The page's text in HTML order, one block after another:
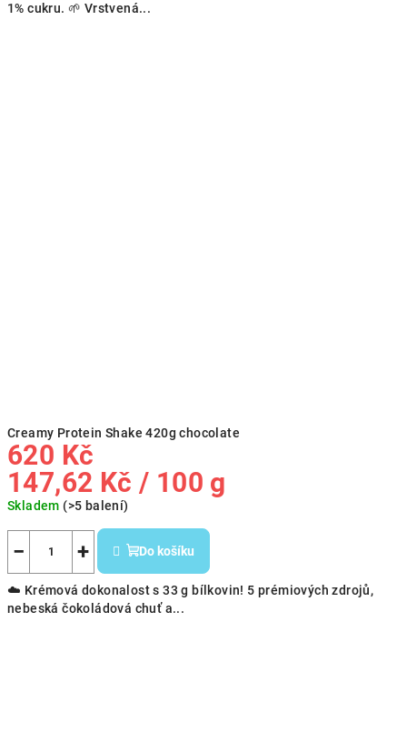
1% cukru. 🌱 Vrstvená...
Creamy Protein Shake 420g chocolate
620 Kč
Měrná
cena:
147,62 Kč / 100 g
Skladem (>5 balení)
+
− Do košíku
☁️ Krémová dokonalost s 33 g bílkovin! 5 prémiových zdrojů,
nebeská čokoládová chuť a...